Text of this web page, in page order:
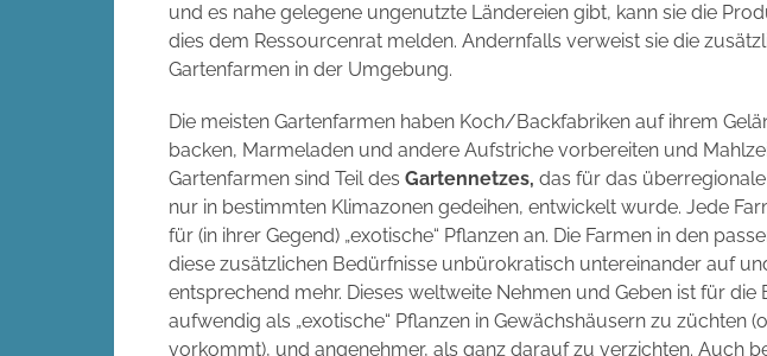
und es nahe gelegene ungenutzte Ländereien gibt, kann sie die
dies dem Ressourcenrat melden. Andernfalls verweist sie die
Gartenfarmen in der Umgebung.
Die meisten Gartenfarmen haben Koch/Backfabriken auf ihrem
backen, Marmeladen und andere Aufstriche vorbereiten und
Gartenfarmen sind Teil des Gartennetzes, das für das
nur in bestimmten Klimazonen gedeihen, entwickelt wurde. Jede
für (in ihrer Gegend) „exotische“ Pflanzen an. Die Farmen in den
diese zusätzlichen Bedürfnisse unbürokratisch untereinander auf
entsprechend mehr. Dieses weltweite Nehmen und Geben ist für die
aufwendig als „exotische“ Pflanzen in Gewächshäusern zu züchten
vorkommt), und angenehmer, als ganz darauf zu verzichten. Auch